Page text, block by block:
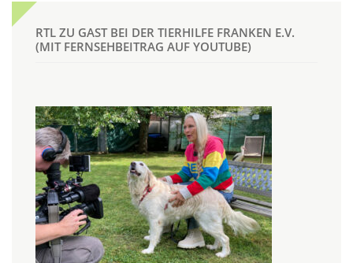
RTL ZU GAST BEI DER TIERHILFE FRANKEN E.V.
(MIT FERNSEHBEITRAG AUF YOUTUBE)